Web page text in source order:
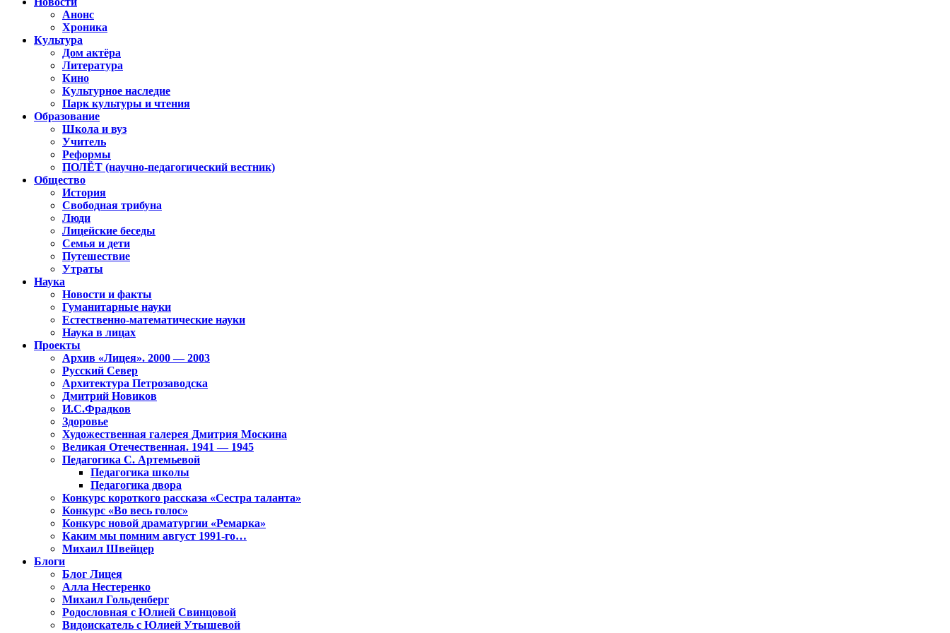
Анонс
Хроника
Культура
Дом актёра
Литература
Кино
Культурное наследие
Парк культуры и чтения
Образование
Школа и вуз
Учитель
Реформы
ПОЛЁТ (научно-педагогический вестник)
Общество
История
Свободная трибуна
Люди
Лицейские беседы
Семья и дети
Путешествие
Утраты
Наука
Новости и факты
Гуманитарные науки
Естественно-математические науки
Наука в лицах
Проекты
Архив «Лицея». 2000 — 2003
Русский Север
Архитектура Петрозаводска
Дмитрий Новиков
И.С.Фрадков
Здоровье
Художественная галерея Дмитрия Москина
Великая Отечественная. 1941 — 1945
Педагогика С. Артемьевой
Педагогика школы
Педагогика двора
Конкурс короткого рассказа «Сестра таланта»
Конкурс «Во весь голос»
Конкурс новой драматургии «Ремарка»
Каким мы помним август 1991-го…
Михаил Швейцер
Блоги
Блог Лицея
Алла Нестеренко
Михаил Гольденберг
Родословная с Юлией Свинцовой
Видоискатель с Юлией Утышевой